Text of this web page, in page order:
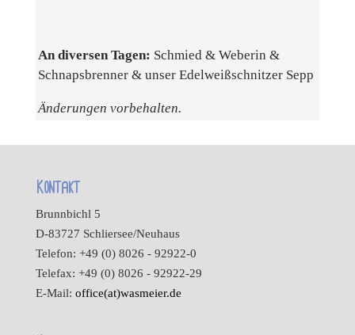
An diversen Tagen: Schmied & Weberin &
Schnapsbrenner & unser Edelweißschnitzer Sepp
Änderungen vorbehalten.
Kontakt
Brunnbichl 5
D-83727 Schliersee/Neuhaus
Telefon: +49 (0) 8026 - 92922-0
Telefax: +49 (0) 8026 - 92922-29
E-Mail: office(at)wasmeier.de